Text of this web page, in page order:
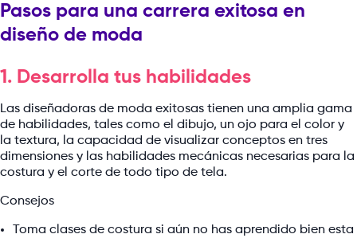
Pasos para una carrera exitosa en
diseño de moda
1. Desarrolla tus habilidades
Las diseñadoras de moda exitosas tienen una amplia gama
de habilidades, tales como el dibujo, un ojo para el color y
la textura, la capacidad de visualizar conceptos en tres
dimensiones y las habilidades mecánicas necesarias para la
costura y el corte de todo tipo de tela.
Consejos
Toma clases de costura si aún no has aprendido bien esta